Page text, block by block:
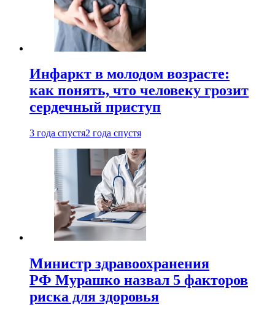
Инфаркт в молодом возрасте:
как понять, что человеку грозит
сердечный приступ
3 года спустя2 года спустя
Министр здравоохранения
РФ Мурашко назвал 5 факторов
риска для здоровья